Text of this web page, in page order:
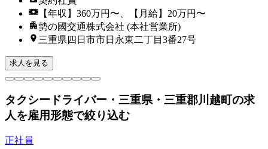
【年収】360万円〜、【月給】20万円〜
勢の國交通株式会社 (本社営業所)
三重県四日市市日永東二丁目3番27号
求人を見る
タクシードライバー・三重県・三重郡川越町の求
人を雇用形態で絞り込む
正社員